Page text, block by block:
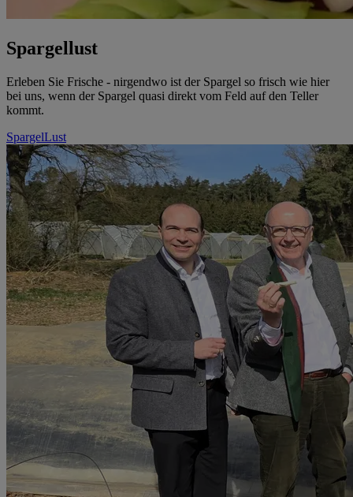
Spargellust
Erleben Sie Frische - nirgendwo ist der Spargel so frisch wie hier
bei uns, wenn der Spargel quasi direkt vom Feld auf den Teller
kommt.
SpargelLust